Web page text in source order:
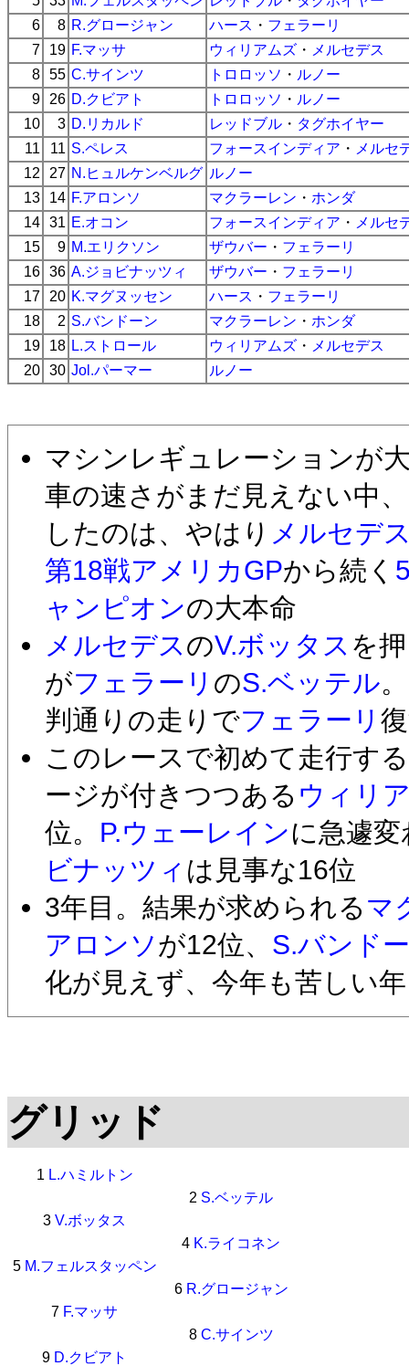
6
8 R.グロージャン ハース ・ フェラーリ
7
19 F.マッサ ウィリアムズ ・ メルセデス
8 55 C.サインツ トロロッソ ・ ルノー
9
26 D.クビアト トロロッソ ・ ルノー
10
3 D.リカルド レッドブル ・ タグホイヤー
11
11 S.ペレス フォースインディア ・ メルセ
12
27 N.ヒュルケンベルグ ルノー
13
14 F.アロンソ マクラーレン ・ ホンダ
14 31 E.オコン フォースインディア ・ メルセ
15
9 M.エリクソン ザウバー ・ フェラーリ
16 36 A.ジョビナッツィ ザウバー ・ フェラーリ
17
20 K.マグヌッセン ハース ・ フェラーリ
18
2 S.バンドーン マクラーレン ・ ホンダ
19
18 L.ストロール ウィリアムズ ・ メルセデス
20 30 Jol.パーマー ルノー
マシンレギュレーションが
車の速さがまだ見えない中
したのは、やはり メルセデ
第18戦アメリカGPから続く
ャンピオンの大本命
メルセデス のV.ボッタス を
がフェラーリ のS.ベッテル
判通りの走りでフェラーリ
このレースで初めて走行す
ージが付きつつある ウィリ
位。 P.ウェーレインに急遽
ビナッツィ は見事な16位
3年目。結果が求められる マ
アロンソが12位、 S.バンド
化が見えず、今年も苦しい
グリッド
1 L.ハミルトン
2 S.ベッテル
3 V.ボッタス
4 K.ライコネン
5 M.フェルスタッペン
6 R.グロージャン
7 F.マッサ
8 C.サインツ
9 D.クビアト